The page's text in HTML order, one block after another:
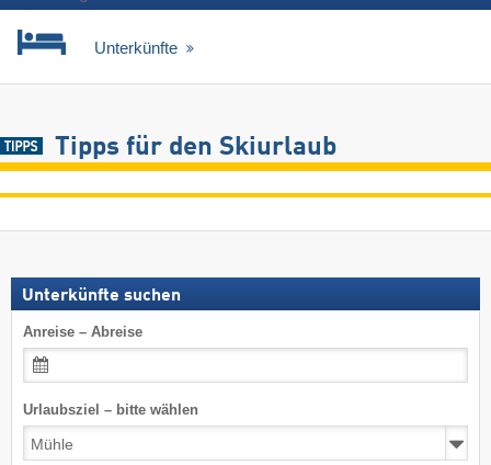
Unterkünfte
Tipps für den Skiurlaub
Unterkünfte suchen
Anreise – Abreise
Urlaubsziel – bitte wählen